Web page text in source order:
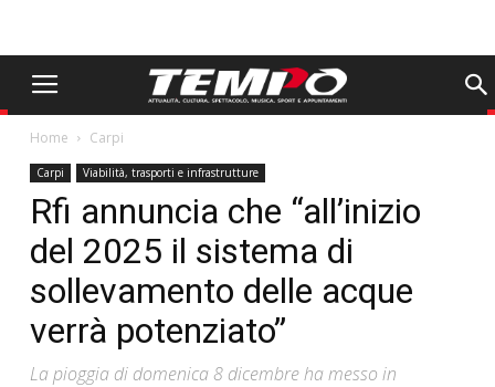
Home Carpi
Carpi Viabilità, trasporti e infrastrutture
Rfi annuncia che “all’inizio
del 2025 il sistema di
sollevamento delle acque
verrà potenziato”
La pioggia di domenica 8 dicembre ha messo in